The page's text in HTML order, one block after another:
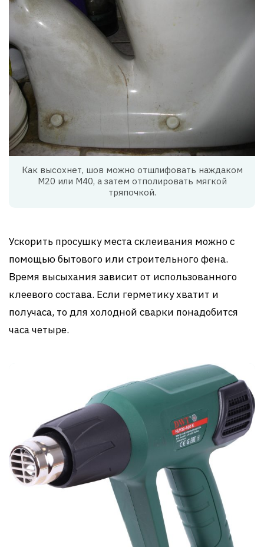
Как высохнет, шов можно отшлифовать наждаком
М20 или М40, а затем отполировать мягкой
тряпочкой.
Ускорить просушку места склеивания можно с
помощью бытового или строительного фена.
Время высыхания зависит от использованного
клеевого состава. Если герметику хватит и
получаса, то для холодной сварки понадобится
часа четыре.